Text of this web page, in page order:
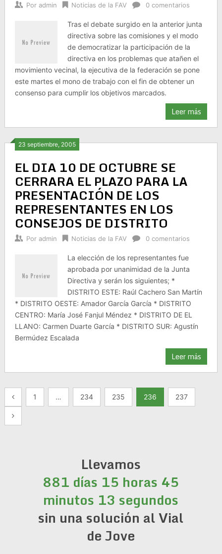
Por admin Noticias de la FAV 0 comentarios
Tras el debate surgido en la anterior junta
directiva sobre las comisiones y el modo
de democratizar la participación de la
directiva en los problemas que atañen el
movimiento vecinal, la ejecutiva de la federación se pone
este martes el mono de trabajo con el fin de obtener un
consenso para cumplir los objetivos marcados.
Leer más
23 septiembre, 2005
EL DIA 10 DE OCTUBRE SE
CERRARA EL PLAZO PARA LA
PRESENTACIÓN DE LOS
REPRESENTANTES EN LOS
CONSEJOS DE DISTRITO
Por admin Noticias de la FAV 0 comentarios
La elección de los representantes fue
aprobada por unanimidad de la Junta
Directiva y serán los siguientes; *
DISTRITO ESTE: Raúl Cachero San Martín
* DISTRITO OESTE: Amador García García * DISTRITO
CENTRO: María José Fanjul Méndez * DISTRITO DE EL
LLANO: Carmen Duarte García * DISTRITO SUR: Agustín
Bermúdez Escalada
Leer más
Paginación
de
entradas
1 … 234 235 236 237
Llevamos
881 días 15 horas 45
minutos 13 segundos
sin una solución al Vial
de Jove